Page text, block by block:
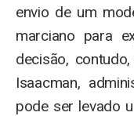
envio de um
marciano para
decisão,
Isaacman,
pode ser levado